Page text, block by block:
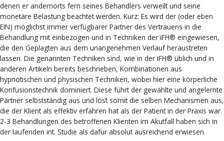
denen er andernorts fern seines Behandlers verweilt und seine
monetäre Belastung beachtet werden. Kurz: Es wird der (oder eben
EIN) möglichst immer verfügbarer Partner des Vertrauens in die
Behandlung mit einbezogen und in Techniken der iFH® eingewiesen,
die den Geplagten aus dem unangenehmen Verlauf heraustreten
lassen. Die genannten Techniken sind, wie in der iFH® üblich und in
anderen Artikeln bereits beschrieben, Kombinationen aus
hypnotischen und physischen Techniken, wobei hier eine körperliche
Konfusionstechnik dominiert. Diese führt der gewählte und angelernte
Partner selbstständig aus und löst somit die selben Mechanismen aus,
die der Klient als effektiv erfahren hat als der Patient in der Praxis war.
2-3 Behandlungen des betroffenen Klienten im Akutfall haben sich in
der laufenden int. Studie als dafür absolut ausreichend erwiesen.